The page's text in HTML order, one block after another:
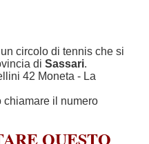
circolo di tennis che si
di Sassari.
42 Moneta - La
chiamare il numero
QUESTO